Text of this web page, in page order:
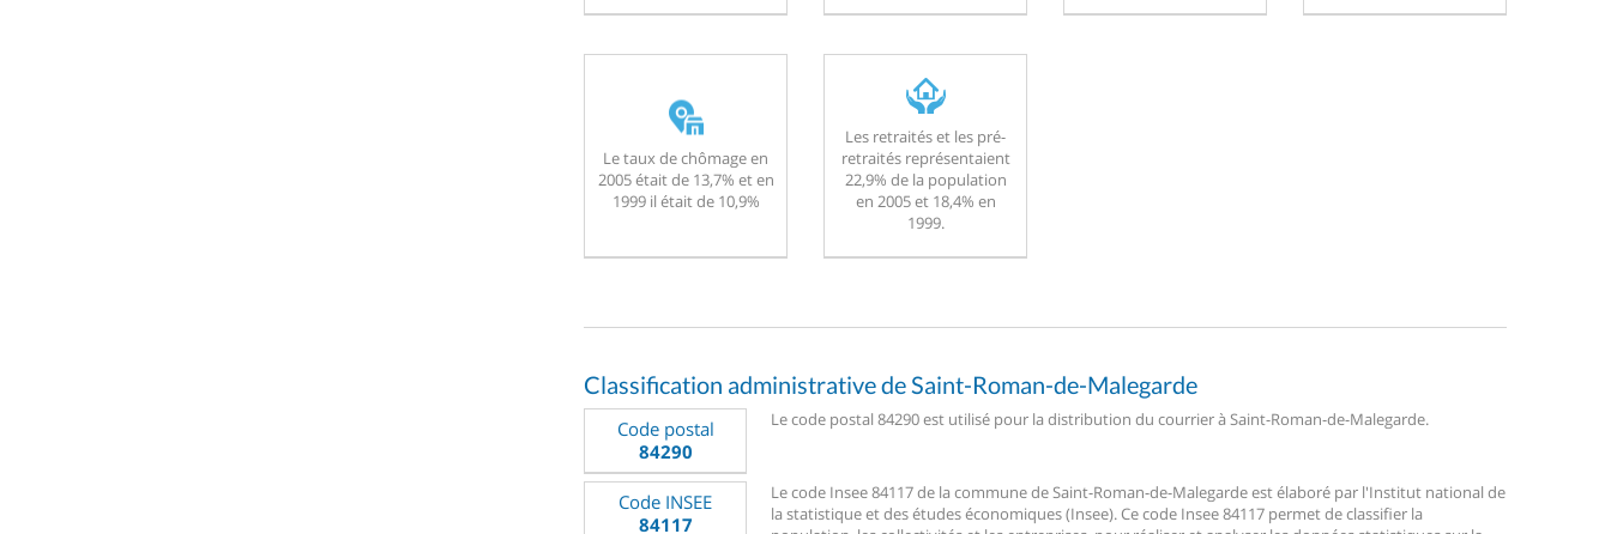
Le taux de chômage en
2005 était de 13,7% et en
1999 il était de 10,9%
Les retraités et les pré-
retraités représentaient
22,9% de la population
en 2005 et 18,4% en
1999.
Classification administrative de Saint-Roman-de-Malegarde
Code postal
84290
Le code postal 84290 est utilisé pour la distribution du courrier à Saint-Roman-de-Malegarde.
Code INSEE
84117
Le code Insee 84117 de la commune de Saint-Roman-de-Malegarde est élaboré par l'Institut national de
la statistique et des études économiques (Insee). Ce code Insee 84117 permet de classifier la